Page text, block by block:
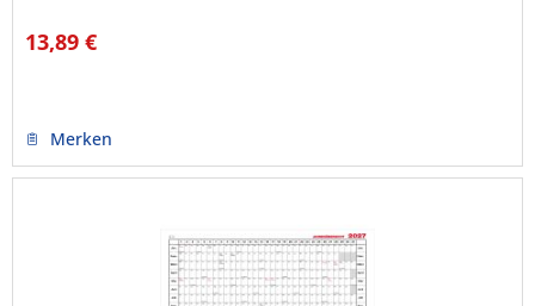
13,89 €
Merken